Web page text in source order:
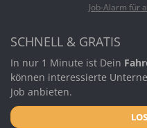
Job-Alarm für
SCHNELL & GRATIS
In nur 1 Minute ist Dein
können interessierte
Job anbieten.